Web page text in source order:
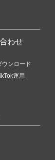
わせ
ウンロード
運用